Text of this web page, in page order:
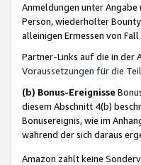
Anmeldungen unter
Person, wiederholter
alleinigen Ermessen von
Partner-Links auf die in der
Voraussetzungen für die
(b) Bonus-Ereignisse
diesem Abschnitt 4(b)
Bonusereignis, wie im
während der sich daraus
Amazon zahlt keine